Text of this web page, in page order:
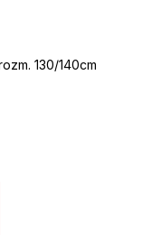
130/140cm